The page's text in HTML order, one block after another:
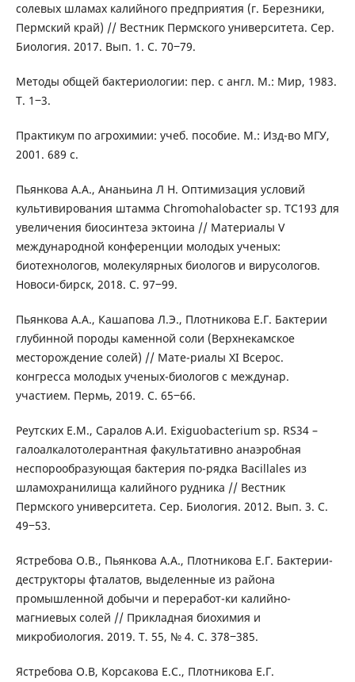
солевых шламах калийного предприятия (г. Березники,
Пермский край) // Вестник Пермского университета. Сер.
Биология. 2017. Вып. 1. С. 70‒79.
Методы общей бактериологии: пер. с англ. М.: Мир, 1983.
Т. 1‒3.
Практикум по агрохимии: учеб. пособие. М.: Изд-во МГУ,
2001. 689 с.
Пьянкова А.А., Ананьина Л Н. Оптимизация условий
культивирования штамма Chromohalobacter sp. TC193 для
увеличения биосинтеза эктоина // Материалы V
международной конференции молодых ученых:
биотехнологов, молекулярных биологов и вирусологов.
Новоси-бирск, 2018. С. 97‒99.
Пьянкова А.А., Кашапова Л.Э., Плотникова Е.Г. Бактерии
глубинной породы каменной соли (Верхнекамское
месторождение солей) // Мате-риалы XI Всерос.
конгресса молодых ученых-биологов с междунар.
участием. Пермь, 2019. С. 65‒66.
Реутских Е.М., Саралов А.И. Exiguobacterium sp. RS34 –
галоалкалотолерантная факультативно анаэробная
неспорообразующая бактерия по-рядка Bacillales из
шламохранилища калийного рудника // Вестник
Пермского университета. Сер. Биология. 2012. Вып. 3. С.
49‒53.
Ястребова О.В., Пьянкова А.А., Плотникова Е.Г. Бактерии-
деструкторы фталатов, выделенные из района
промышленной добычи и переработ-ки калийно-
магниевых солей // Прикладная биохимия и
микробиология. 2019. Т. 55, № 4. С. 378‒385.
Ястребова О.В, Корсакова Е.С., Плотникова Е.Г.